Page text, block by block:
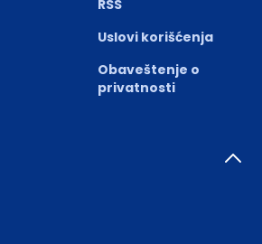
RSS
Uslovi korišćenja
Obaveštenje o
privatnosti